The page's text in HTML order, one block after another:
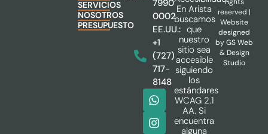
SERVICIOS
NOSOTROS
PRESUPUESTO
7990
0002
EE.UU.:
+1
(727)
717-
8148
En Arista
buscamos
que
nuestro
sitio sea
accesible
siguiendo
los
estándares
WCAG 2.1
AA. Si
encuentra
alguna
reserved |
Website
designed
byGS Web
& Design
Studio